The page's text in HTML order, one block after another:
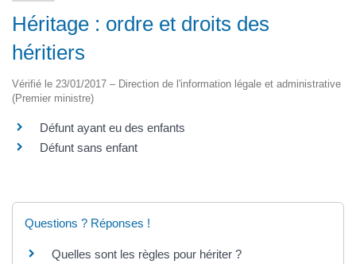
Héritage : ordre et droits des
héritiers
Vérifié le 23/01/2017 – Direction de l'information légale et administrative
(Premier ministre)
Défunt ayant eu des enfants
Défunt sans enfant
Questions ? Réponses !
Quelles sont les règles pour hériter ?